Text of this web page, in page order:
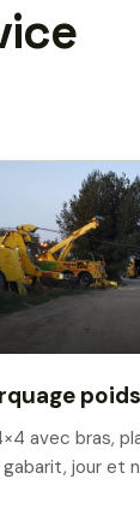
avec bras,
jour et